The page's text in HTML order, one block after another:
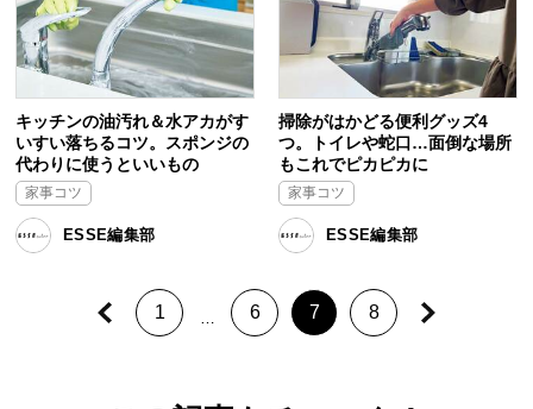
キッチンの油汚れ＆水アカがす
いすい落ちるコツ。スポンジの
代わりに使うといいもの
家事コツ
ESSE編集部
掃除がはかどる便利グッズ4
つ。トイレや蛇口…面倒な場所
もこれでピカピカに
家事コツ
ESSE編集部
1 … 6 7 8